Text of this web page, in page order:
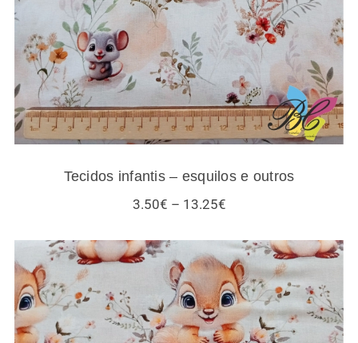
Tecidos infantis – esquilos e outros
3.50€ – 13.25€Price
through
13.25€